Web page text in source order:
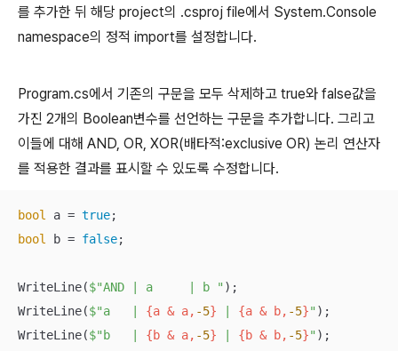
를 추가한 뒤 해당 project의 .csproj file에서 System.Console
namespace의 정적 import를 설정합니다.
Program.cs에서 기존의 구문을 모두 삭제하고 true와 false값을
가진 2개의 Boolean변수를 선언하는 구문을 추가합니다. 그리고
이들에 대해 AND, OR, XOR(배타적:exclusive OR) 논리 연산자
를 적용한 결과를 표시할 수 있도록 수정합니다.
bool a = true
bool
b = false;
WriteLine($"AND | a     | b " );
WriteLine($"a   | {a & a, -5} {a & b, -5}" );
WriteLine($"b   | {b & a, -5} {b & b, -5}" );